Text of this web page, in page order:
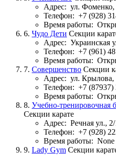
Адрес: ул.
Телефон: +7 (928)
Время работы:
6. Чудо Дети Секции
Адрес: Украинская
Телефон: +7 (961)
Время работы:
7. Совершенство Секции
Адрес: ул. Крылова,
Телефон: +7 (87937)
Время работы:
8. Учебно-тренировочная
Секции карате
Адрес: Речная ул.,
Телефон: +7 (928)
Время работы: None
9. Lady Gym Секции